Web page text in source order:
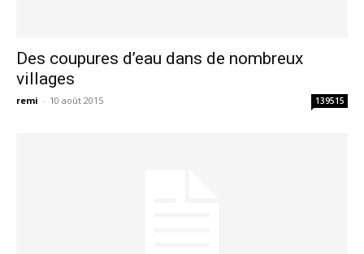
Des coupures d’eau dans de nombreux
villages
remi - 10 août 2015 139515